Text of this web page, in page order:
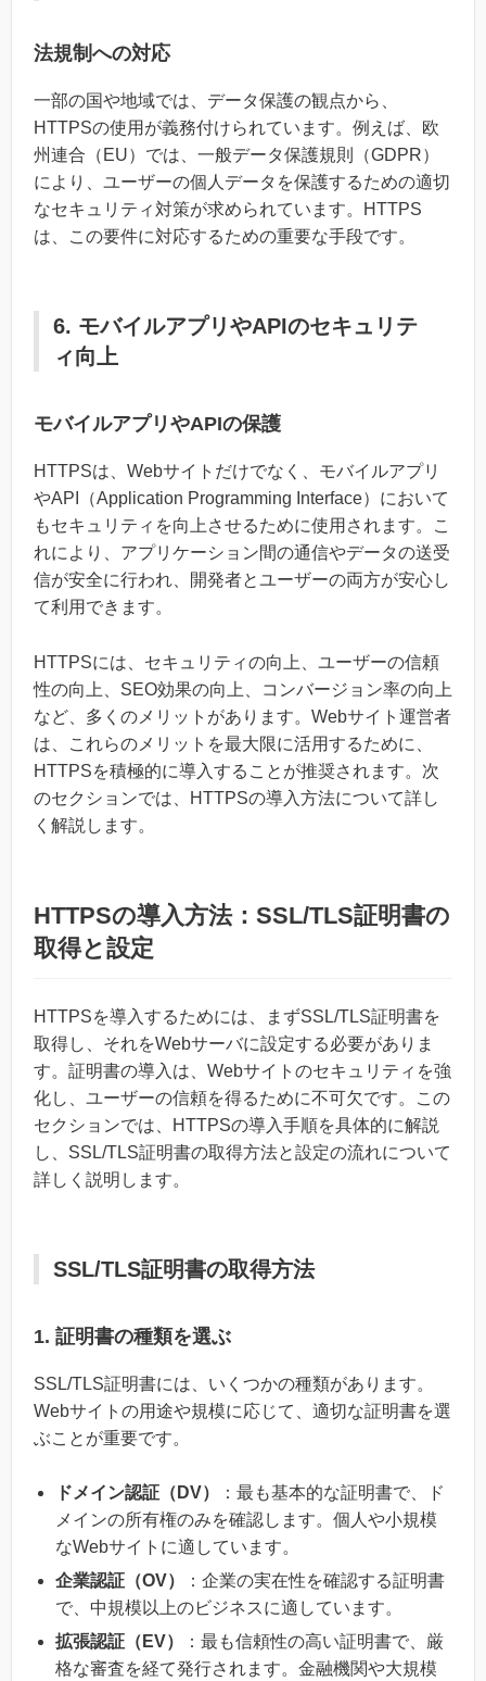
法規制への対応
一部の国や地域では、データ保護の観点から、
HTTPSの使用が義務付けられています。例えば、欧
州連合（EU）では、一般データ保護規則（GDPR）
により、ユーザーの個人データを保護するための適切
なセキュリティ対策が求められています。HTTPS
は、この要件に対応するための重要な手段です。
6. モバイルアプリやAPIのセキュリテ
ィ向上
モバイルアプリやAPIの保護
HTTPSは、Webサイトだけでなく、モバイルアプリ
やAPI（Application Programming Interface）において
もセキュリティを向上させるために使用されます。こ
れにより、アプリケーション間の通信やデータの送受
信が安全に行われ、開発者とユーザーの両方が安心し
て利用できます。
HTTPSには、セキュリティの向上、ユーザーの信頼
性の向上、SEO効果の向上、コンバージョン率の向上
など、多くのメリットがあります。Webサイト運営者
は、これらのメリットを最大限に活用するために、
HTTPSを積極的に導入することが推奨されます。次
のセクションでは、HTTPSの導入方法について詳し
く解説します。
HTTPSの導入方法：SSL/TLS証明書の
取得と設定
HTTPSを導入するためには、まずSSL/TLS証明書を
取得し、それをWebサーバに設定する必要がありま
す。証明書の導入は、Webサイトのセキュリティを強
化し、ユーザーの信頼を得るために不可欠です。この
セクションでは、HTTPSの導入手順を具体的に解説
し、SSL/TLS証明書の取得方法と設定の流れについて
詳しく説明します。
SSL/TLS証明書の取得方法
1. 証明書の種類を選ぶ
SSL/TLS証明書には、いくつかの種類があります。
Webサイトの用途や規模に応じて、適切な証明書を選
ぶことが重要です。
ドメイン認証（DV）
：最も基本的な証明書で、ド
メインの所有権のみを確認します。個人や小規模
なWebサイトに適しています。
企業認証（OV）
：企業の実在性を確認する証明書
で、中規模以上のビジネスに適しています。
拡張認証（EV）
：最も信頼性の高い証明書で、厳
格な審査を経て発行されます。金融機関や大規模